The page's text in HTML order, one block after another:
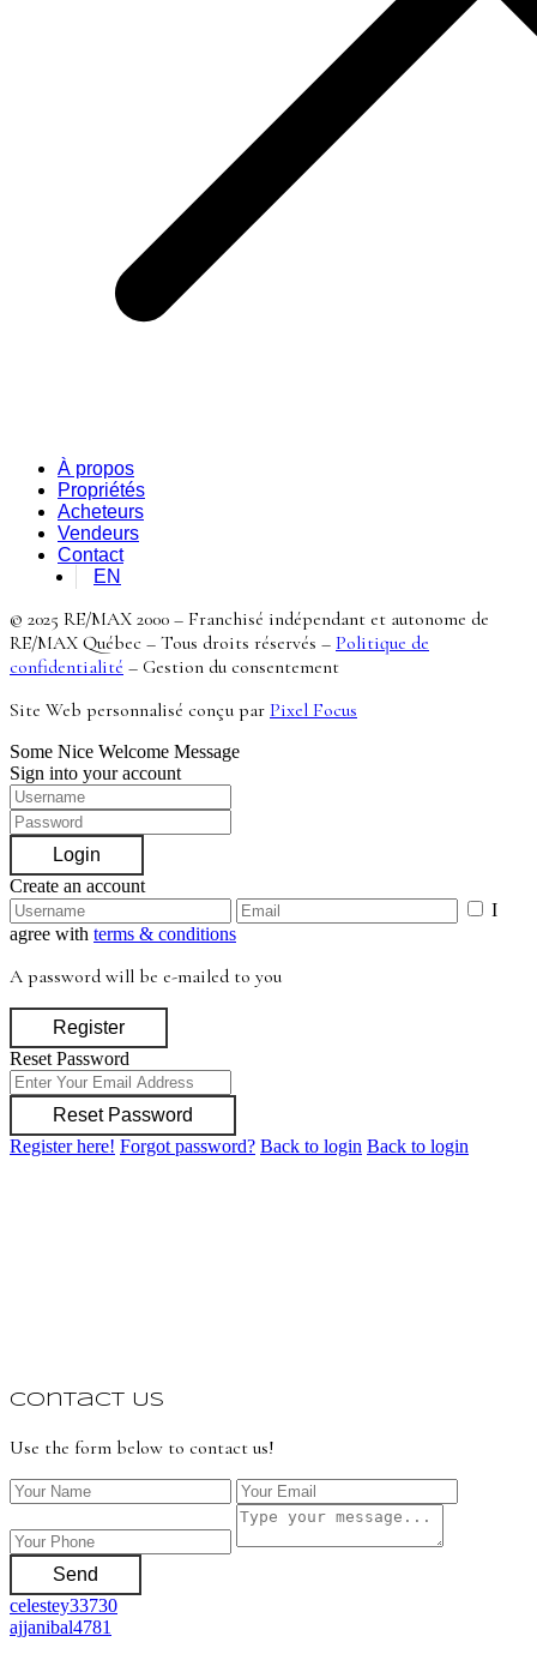
À propos
Propriétés
Acheteurs
Vendeurs
Contact
EN
© 2025 RE/MAX 2000 – Franchisé indépendant et autonome de
RE/MAX Québec – Tous droits réservés – Politique de
confidentialité – Gestion du consentement
Site Web personnalisé conçu par Pixel Focus
Some Nice Welcome Message
Sign into your account
Login
Create an account
I
agree with terms & conditions
A password will be e-mailed to you
Register
Reset Password
Reset Password
Register here! Forgot password? Back to login Back to login
Contact Us
Use the form below to contact us!
Send
celestey33730
ajjanibal4781